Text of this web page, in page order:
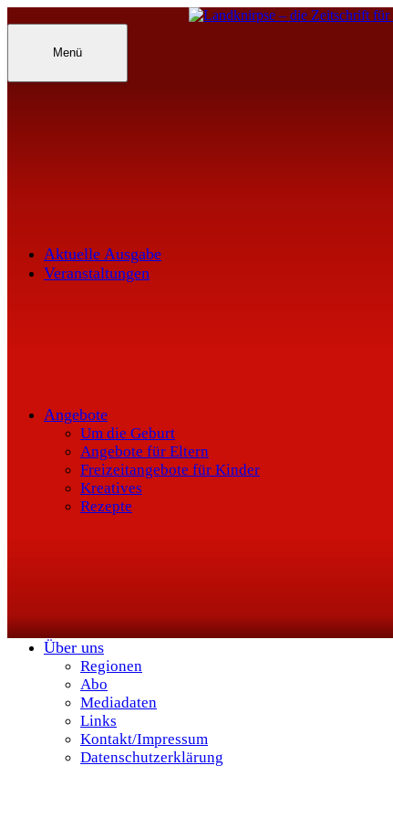
überspringen
Menü
Aktuelle Ausgabe
Veranstaltungen
Angebote
Um die Geburt
Angebote für Eltern
Freizeitangebote für Kinder
Kreatives
Rezepte
Über uns
Regionen
Abo
Mediadaten
Links
Kontakt/Impressum
Datenschutzerklärung